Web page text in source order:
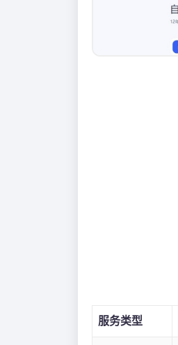
服务类型